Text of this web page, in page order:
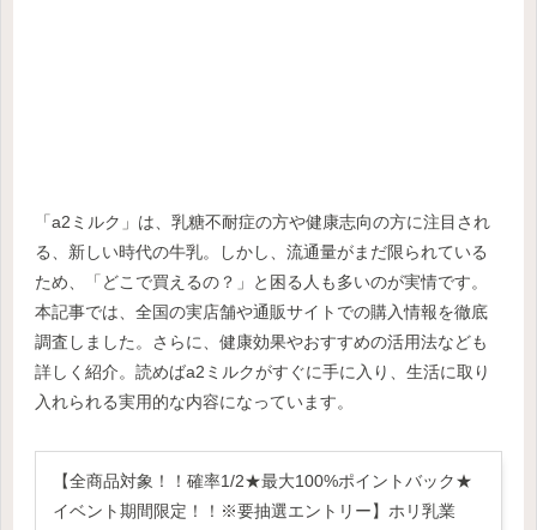
「a2ミルク」は、乳糖不耐症の方や健康志向の方に注目され
る、新しい時代の牛乳。しかし、流通量がまだ限られている
ため、「どこで買えるの？」と困る人も多いのが実情です。
本記事では、全国の実店舗や通販サイトでの購入情報を徹底
調査しました。さらに、健康効果やおすすめの活用法なども
詳しく紹介。読めばa2ミルクがすぐに手に入り、生活に取り
入れられる実用的な内容になっています。
【全商品対象！！確率1/2★最大100%ポイントバック★
イベント期間限定！！※要抽選エントリー】ホリ乳業